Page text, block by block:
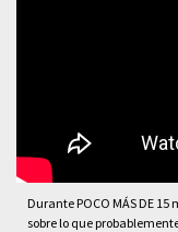
Durante POCO MÁS DE
sobre lo que